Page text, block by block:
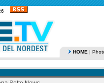
HOME |